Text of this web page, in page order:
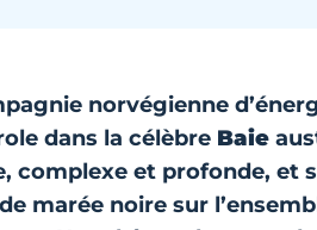
norvégienne
dans la célèbre Baie
complexe et profonde, et
marée noire sur